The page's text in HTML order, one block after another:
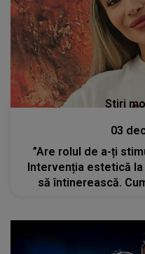
Stiri
03
”Are rolul de a-ți stimula propriul
Intervenția estetică
să întinerească.